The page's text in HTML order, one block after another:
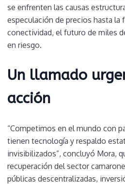
se enfrenten las causas
especulación de precios hasta la
conectividad, el futuro de miles
en riesgo.
Un llamado
acción
“Competimos en el mundo con
tienen tecnología y respaldo
invisibilizados”, concluyó Mora,
recuperación del sector
públicas descentralizadas,